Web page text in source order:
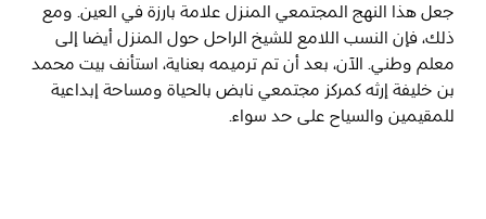
جعل هذا النهج المجتمعي المنزل علامة بارزة في العين. ومع
ذلك، فإن النسب اللامع للشيخ الراحل حول المنزل أيضا إلى
معلم وطني. الآن، بعد أن تم ترميمه بعناية، استأنف بيت محمد
بن خليفة إرثه كمركز مجتمعي نابض بالحياة ومساحة إبداعية
للمقيمين والسياح على حد سواء.